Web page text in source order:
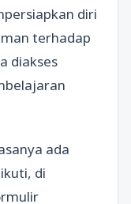
diri
terhadap
diakses
ada
di